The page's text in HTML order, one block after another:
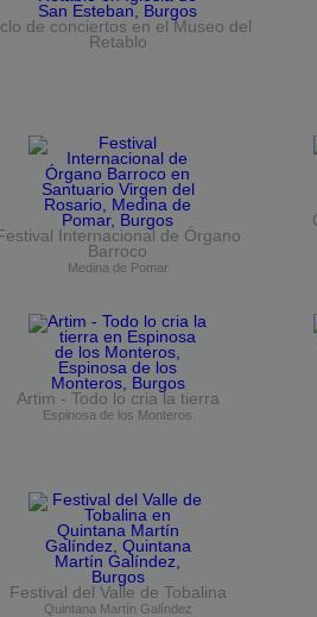
de conciertos en el Museo del
Retablo
Internacional de Órgano
Barroco
Medina de Pomar
Artim - Todo lo cria la tierra
Espinosa de los Monteros
Festival del Valle de Tobalina
Quintana Martín Galíndez